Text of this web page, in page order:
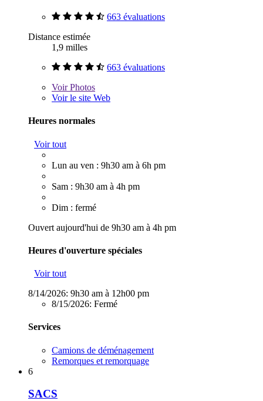
663 évaluations
Distance estimée
1,9 milles
663 évaluations
VoirPhotos
Voir le site Web
Heures normales
Voir tout
Lun au ven : 9h30 am à 6h pm
Sam : 9h30 am à 4h pm
Dim : fermé
Ouvert aujourd'hui de 9h30 am à 4h pm
Heures d'ouverture spéciales
Voir tout
8/14/2026: 9h30 am à 12h00 pm
8/15/2026: Fermé
Services
Camions de déménagement
Remorques et remorquage
6
SACS